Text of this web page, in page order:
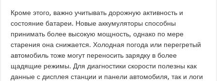
Кроме этого, важно учитывать дорожную активность и
состояние батареи. Новые аккумуляторы способны
принимать более высокую мощность, однако по мере
старения она снижается. Холодная погода или перегретый
автомобиль тоже могут переносить зарядку в более
щадящие режимы. Для диагностики скорости полезны как
данные с дисплея станции и панели автомобиля, так и логи